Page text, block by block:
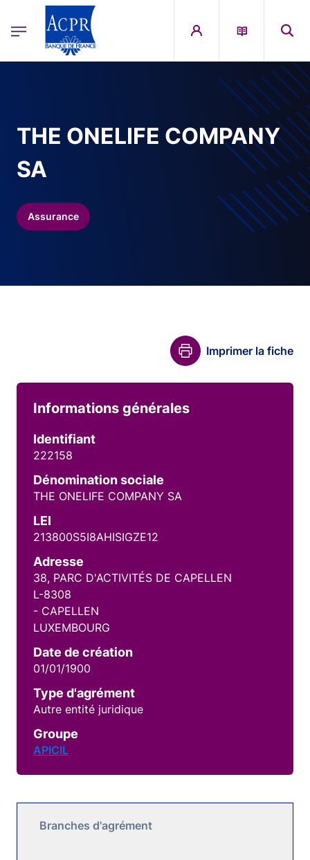
ACPR Menu Principal (French)
THE ONELIFE COMPANY
SA
Assurance
Imprimer la fiche
Informations générales
Identifiant
222158
Dénomination sociale
THE ONELIFE COMPANY SA
LEI
213800S5I8AHISIGZE12
Adresse
38, PARC D'ACTIVITÉS DE CAPELLEN
L-8308
- CAPELLEN
LUXEMBOURG
Date de création
01/01/1900
Type d'agrément
Autre entité juridique
Groupe
APICIL
Branches d'agrément